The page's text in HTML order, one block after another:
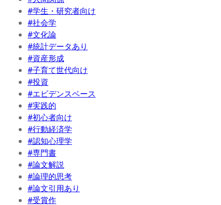
#学生・研究者向け
#社会学
#文化論
#統計データあり
#資産形成
#子育て世代向け
#投資
#エビデンスベース
#実践的
#初心者向け
#行動経済学
#認知心理学
#専門書
#論文解説
#論理的思考
#論文引用あり
#受賞作